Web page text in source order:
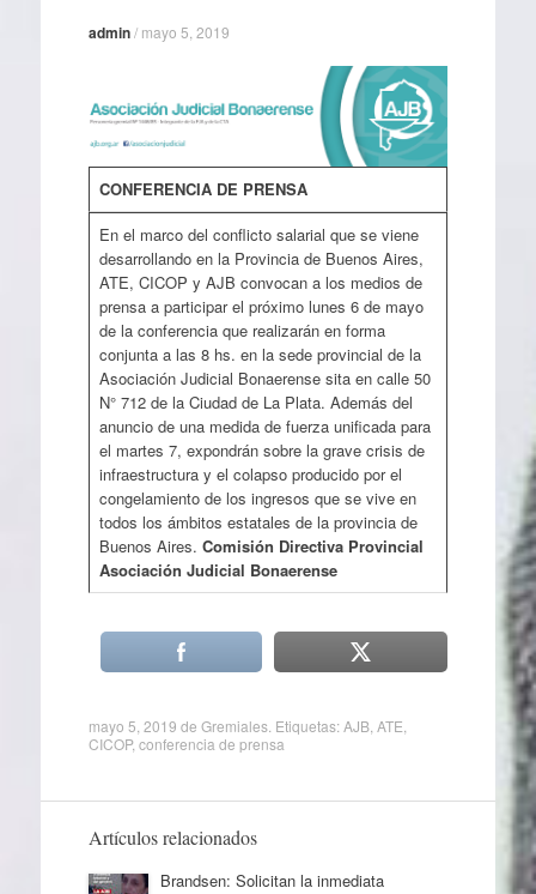
admin/ mayo 5, 2019
CONFERENCIA DE PRENSA
En el marco del conflicto salarial que se viene
desarrollando en la Provincia de Buenos Aires,
ATE, CICOP y AJB convocan a los medios de
prensa a participar el próximo lunes 6 de mayo
de la conferencia que realizarán en forma
conjunta a las 8 hs. en la sede provincial de la
Asociación Judicial Bonaerense sita en calle 50
N° 712 de la Ciudad de La Plata. Además del
anuncio de una medida de fuerza unificada para
el martes 7, expondrán sobre la grave crisis de
infraestructura y el colapso producido por el
congelamiento de los ingresos que se vive en
todos los ámbitos estatales de la provincia de
Buenos Aires. Comisión Directiva Provincial
Asociación Judicial Bonaerense
mayo 5, 2019 de Gremiales. Etiquetas:AJB, ATE
CICOP, conferencia de prensa
Artículos relacionados
Brandsen: Solicitan la inmediata